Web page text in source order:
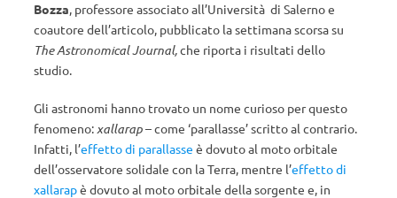
Bozza, professore associato all’Università di Salerno e
coautore dell’articolo, pubblicato la settimana scorsa su
The Astronomical Journal,che riporta i risultati dello
studio.
Gli astronomi hanno trovato un nome curioso per questo
fenomeno:xallarap– come ‘parallasse’ scritto al contrario.
Infatti, l’effetto di parallasse è dovuto al moto orbitale
dell’osservatore solidale con la Terra, mentre l’effetto di
xallarapè dovuto al moto orbitale della sorgente e, in